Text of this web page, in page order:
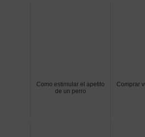
Como estimular el apetito
de un perro
Comprar